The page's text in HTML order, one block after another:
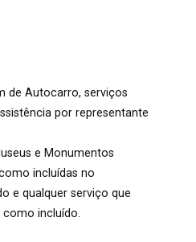
de Autocarro, serviços
por representante
e Monumentos
incluídas no
e qualquer serviço que
incluído.